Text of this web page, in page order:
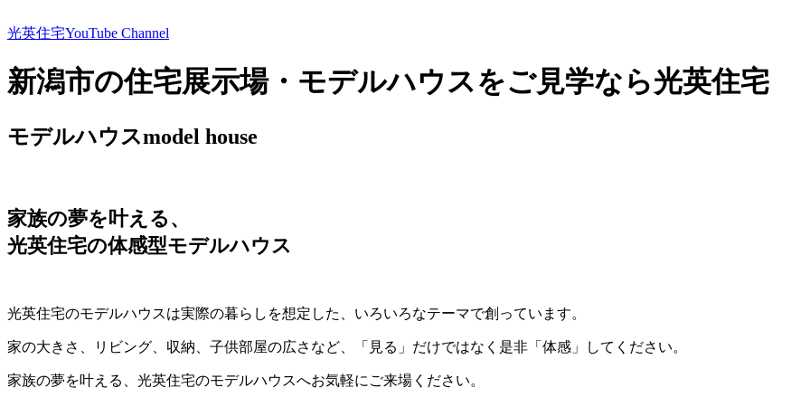
光英住宅YouTube Channel
新潟市の住宅展示場・モデルハウスをご見学なら光英住宅
モデルハウスmodel house
家族の夢を叶える、
光英住宅の体感型モデルハウス
光英住宅のモデルハウスは実際の暮らしを想定した、いろいろなテーマで創っています。
家の大きさ、リビング、収納、子供部屋の広さなど、「見る」だけではなく是非「体感」してください。
家族の夢を叶える、光英住宅のモデルハウスへお気軽にご来場ください。